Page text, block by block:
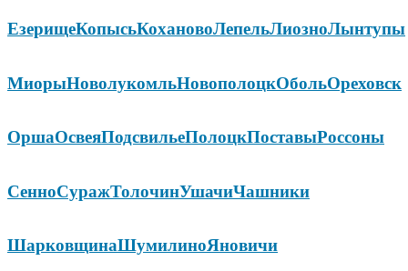
ЕзерищеКопысьКохановоЛепельЛиозноЛынтупы
МиорыНоволукомльНовополоцкОбольОреховск
ОршаОсвеяПодсвильеПолоцкПоставыРоссоны
СенноСуражТолочинУшачиЧашники
ШарковщинаШумилиноЯновичи